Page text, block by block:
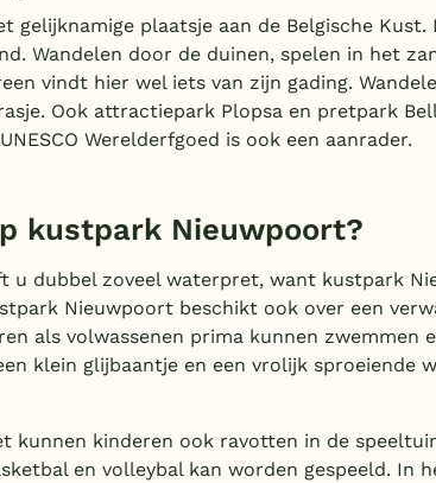
gelijknamige plaatsje aan de Belgische
Wandelen door de duinen, spelen in het
vindt hier wel iets van zijn gading.
Ook attractiepark Plopsa en pretpark
Werelderfgoed is ook een aanrader.
kustpark Nieuwpoort?
u dubbel zoveel waterpret, want kustpark
Nieuwpoort beschikt ook over een
als volwassenen prima kunnen zwemmen
klein glijbaantje en een vrolijk sproeiende
kunnen kinderen ook ravotten in de
en volleybal kan worden gespeeld. In